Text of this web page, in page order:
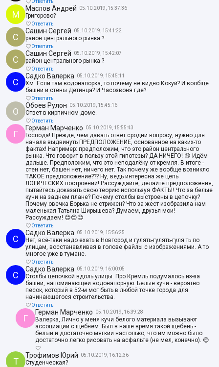
Ответить
М
Маслов Андрей 05.10.2019, 15:37:36
Григорово?
Ответить
С
Сашин Сергей 05.10.2019, 15:41:22
район центрального рынка ?
Ответить
С
Сашин Сергей 05.10.2019, 15:42:07
район центрального рынка ?
Ответить
С
Садко Валерка 05.10.2019, 15:45:11
Хм. Если там водонапорка, то почему не видно Кокуй? И вообще
башни и стены Детинца? И Часозвоня где?
Ответить
О
Обоев Рулон 05.10.2019, 15:45:16
Ответ в кирпичном доме.
Ответить
Г
Герман Марченко 05.10.2019, 15:55:43
Господа! Прежде, чем давать ответ сродни вопросу, нужно для
начала выдвинуть ПРЕДПОЛОЖЕНИЕ, основанное на каких-то
фактах! Например: предположим, что это район центрального
рынка. Что говорит в пользу этой гипотезы? ДА НИЧЕГО! 😃 Идём
дальше. Предположим, что это неподалёку от кремля. В итоге -
стен нет, башен нет, ничего нет. Так почему же вообще возникло
ТАКОЕ предположение??? Ну, ведь интересна же цепь
ЛОГИЧЕСКИХ построений! Рассуждайте, делайте предположения,
пытайтесь доказать свою теорию используя ФАКТЫ! Что за белые
кучи на заднем плане? Почему столбы выстроены в цепочку?
Почему овечка Борька не стрижен? Что за жест изобразила нам
маленькая Татьяна Ширышева? Думаем, друзья мои!
Рассуждаем! 😊😊😊
Ответить
С
Садко Валерка 05.10.2019, 15:56:25
Нет, всё-таки надо ехать в Новгород и гулять-гулять-гуля ть по
улицам, восстанавливая в голове файлы с изображениями. А то
многое уже в тумане.
Ответить
С
Садко Валерка 05.10.2019, 16:00:05
Столбы цепочкой вдоль улицы. Про Кремль подумалось из-за
башни, напоминающей водонапорную. Белые кучи - вероятно
песок, который в 52-м мог быть в любой точке города для
начинающегося строительства.
Ответить
Г
Герман Марченко 05.10.2019, 16:39:28
Валерка, Лично у меня кучи белого материала вызывают
ассоциации с щебнем. Был в наше время такой щебень -
белый и достаточно мягкий настолько, что им можно было
достаточно легко рисовать на асфальте (не мел, конечно). 😊
Т
Трофимов Юрий 05.10.2019, 16:12:36
Студенческая?